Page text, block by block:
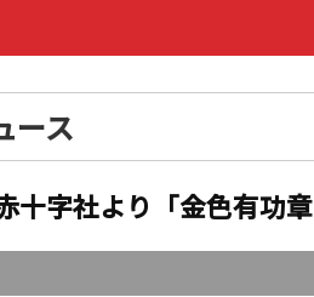
ース
十字社より「金色有功